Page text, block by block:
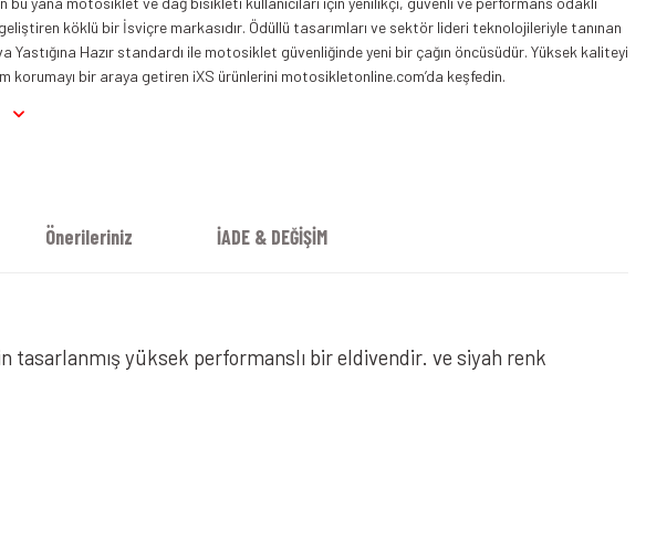
köklü bir İsviçre markasıdır. Ödüllü tasarımları ve sektör lideri teknolojileriyle tanınan
Yastığına Hazır standardı ile motosiklet güvenliğinde yeni bir çağın öncüsüdür. Yüksek kaliteyi
korumayı bir araya getiren iXS ürünlerini motosikletonline.com’da keşfedin.
Önerileriniz İADE & DEĞİŞİM
yüksek performanslı bir eldivendir. ve siyah renk